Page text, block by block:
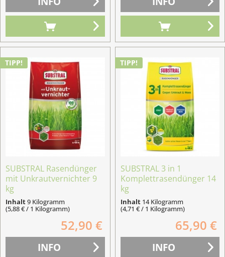
TIPP!
SUBSTRAL Rasendünger
mit Unkrautvernichter 9
kg
Inhalt9 Kilogramm
(5,88 € / 1 Kilogramm)
52,90 €
INFO
TIPP!
SUBSTRAL 3 in 1
Komplettrasendünger 14
kg
Inhalt 14 Kilogramm
(4,71 € / 1 Kilogramm)
65,90 €
INFO